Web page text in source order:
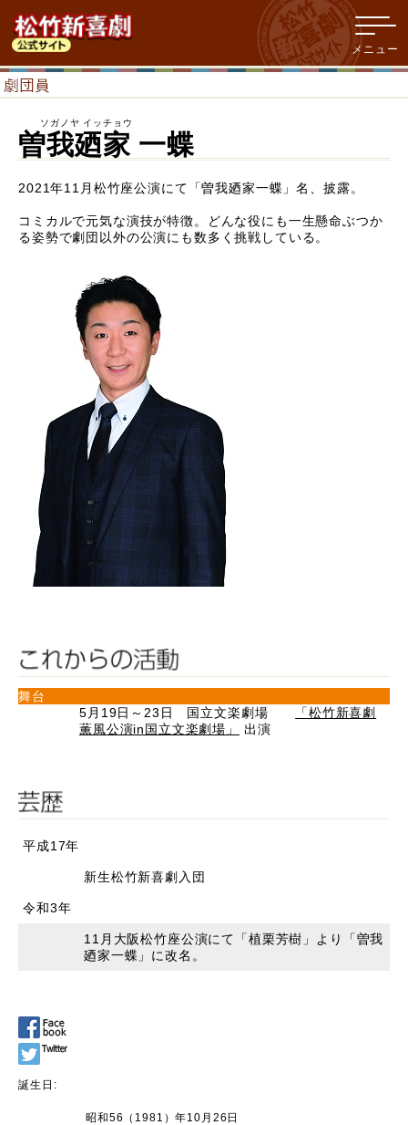
ソガノヤ イッチョウ
曽我廼家 一蝶
2021年11月松竹座公演にて「曽我廼家一蝶」名、披露。
コミカルで元気な演技が特徴。どんな役にも一生懸命ぶつか
る姿勢で劇団以外の公演にも数多く挑戦している。
舞台
5月19日～23日 国立文楽劇場
「松竹新喜劇
薫風公演in国立文楽劇場」
出演
平成17年
新生松竹新喜劇入団
令和3年
11月大阪松竹座公演にて「植栗芳樹」より「曽我
廼家一蝶」に改名。
誕生日:
昭和56（1981）年10月26日